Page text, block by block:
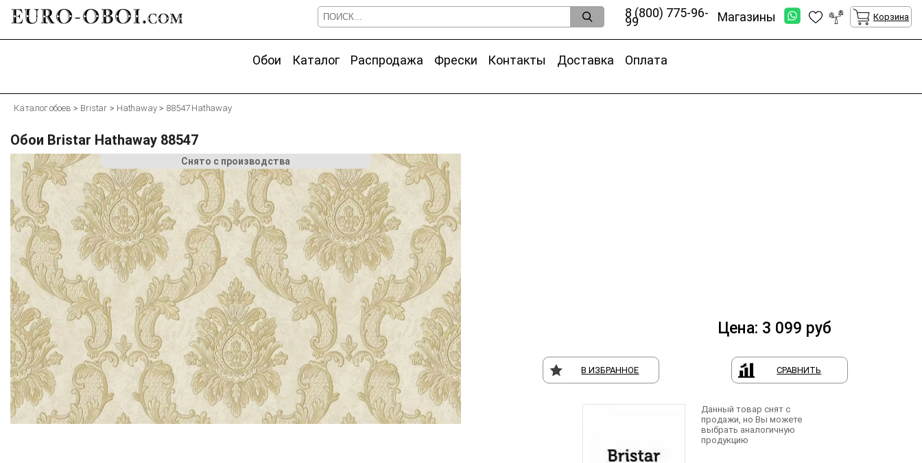
EURO-OBOI.com 8 (800) 775-96-
99 Магазины Корзина
Обои Каталог Распродажа Фрески Контакты Доставка Оплата
Каталог обоев Bristar Hathaway 88547 Hathaway
Обои Bristar Hathaway 88547
Цена: 3 099 руб
В ИЗБРАННОЕ СРАВНИТЬ
Данный товар снят с
продажи, но Вы можете
выбрать аналогичную
продукцию